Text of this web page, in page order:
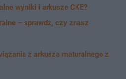
wyniki i arkusze CKE?
– sprawdź, czy znasz
z arkusza maturalnego z